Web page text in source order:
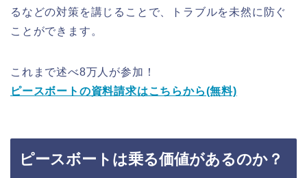
るなどの対策を講じることで、トラブルを未然に防ぐ
ことができます。
これまで述べ8万人が参加！
ピースボートの資料請求はこちらから(無料)
ピースボートは乗る価値があるのか？